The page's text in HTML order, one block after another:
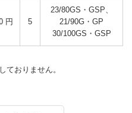
円 5
23/80GS・GSP、
21/90G・GP
30/100GS・GSP
ておりません。